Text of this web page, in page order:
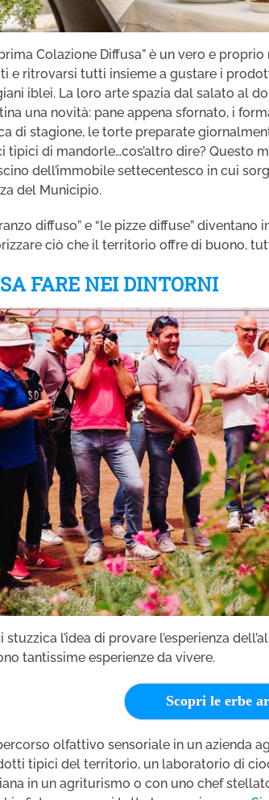
Colazione Diffusa” è un vero e
e ritrovarsi tutti insieme a gustare i
iblei. La loro arte spazia dal salato al
una novità: pane appena sfornato, i
di stagione, le torte preparate
tipici di mandorle…cos’altro dire? Questo
dell’immobile settecentesco in cui
del Municipio.
diffuso” e “le pizze diffuse”
ciò che il territorio offre di buono,
FARE NEI DINTORNI
stuzzica l’idea di provare l’esperienza
tantissime esperienze da vivere.
Scopri le erbe
olfattivo sensoriale in un azienda
tipici del territorio, un laboratorio di
in un agriturismo o con uno chef